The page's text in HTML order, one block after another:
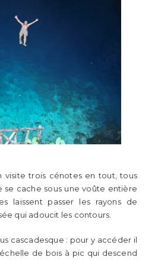
visite trois cénotes en tout, tous
se cache sous une voûte entière
laissent passer les rayons de
qui adoucit les contours.
cascadesque : pour y accéder il
de bois à pic qui descend